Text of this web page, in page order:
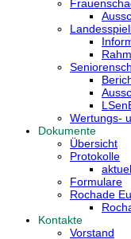
Wertungs-
Dokumente
Übersicht
Protokolle
Formulare
Rochade
Kontakte
Vorstand